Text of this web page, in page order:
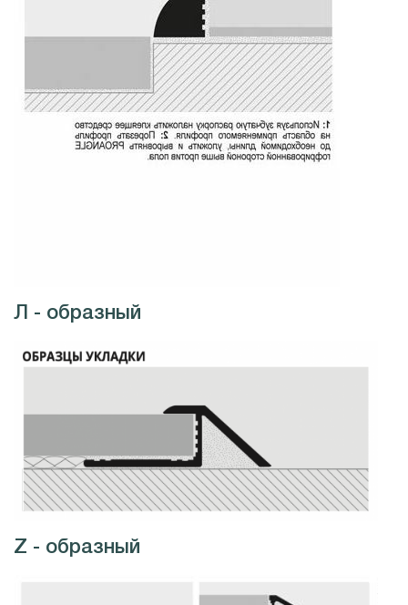
Л - образный
Z - образный